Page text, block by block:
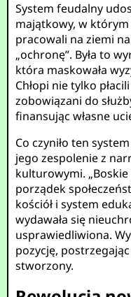
System feudalny
majątkowy, w którym
pracowali na ziemi
„ochronę”. Była to
która maskowała
Chłopi nie tylko
zobowiązani do
finansując własne
Co czyniło ten
jego zespolenie z
kulturowymi.
porządek
kościół i system
wydawała się
usprawiedliwiona.
pozycję,
stworzony.